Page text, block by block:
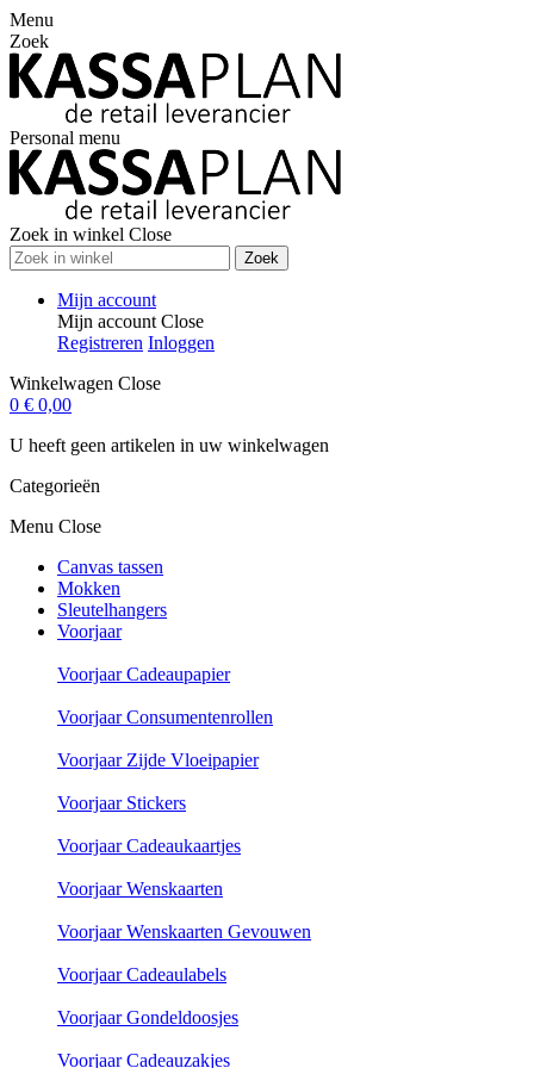
Menu
Zoek
Personal menu
Zoek in winkel Close
Zoek
Mijn account
Mijn account Close
Registreren Inloggen
Winkelwagen Close
0 € 0,00
U heeft geen artikelen in uw winkelwagen
Categorieën
Menu Close
Canvas tassen
Mokken
Sleutelhangers
Voorjaar
Voorjaar Cadeaupapier
Voorjaar Consumentenrollen
Voorjaar Zijde Vloeipapier
Voorjaar Stickers
Voorjaar Cadeaukaartjes
Voorjaar Wenskaarten
Voorjaar Wenskaarten Gevouwen
Voorjaar Cadeaulabels
Voorjaar Gondeldoosjes
Voorjaar Cadeauzakjes